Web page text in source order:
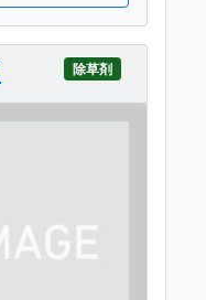
除草剤